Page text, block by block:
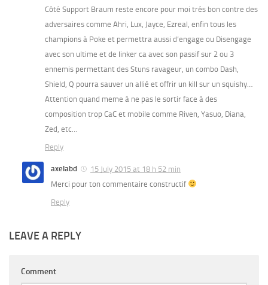
Côté Support Braum reste encore pour moi trés bon contre des
adversaires comme Ahri, Lux, Jayce, Ezreal, enfin tous les
champions à Poke et permettra aussi d’engage ou Disengage
avec son ultime et de linker ca avec son passif sur 2 ou 3
ennemis permettant des Stuns ravageur, un combo Dash,
Shield, Q pourra sauver un allié et offrir un kill sur un squishy…
Attention quand meme à ne pas le sortir face à des
composition trop CaC et mobile comme Riven, Yasuo, Diana,
Zed, etc…
Reply
axelabd
15 July 2015 at 18 h 52 min
Merci pour ton commentaire constructif
Reply
LEAVE A REPLY
Comment